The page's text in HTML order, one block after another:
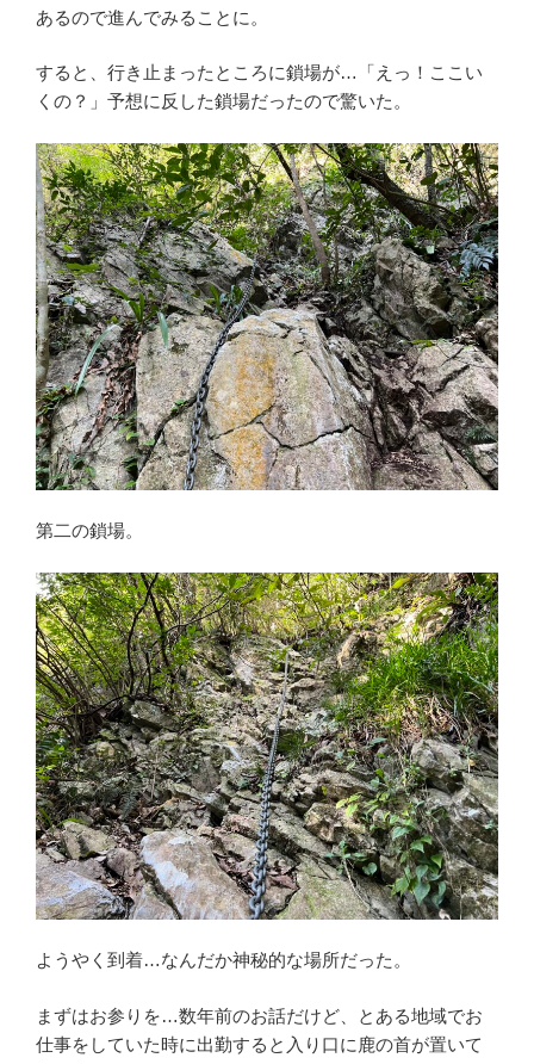
あるので進んでみることに。
すると、行き止まったところに鎖場が…「えっ！ここい
くの？」予想に反した鎖場だったので驚いた。
第二の鎖場。
ようやく到着…なんだか神秘的な場所だった。
まずはお参りを…数年前のお話だけど、とある地域でお
仕事をしていた時に出勤すると入り口に鹿の首が置いて